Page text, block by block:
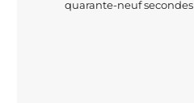
quarante-neuf secondes